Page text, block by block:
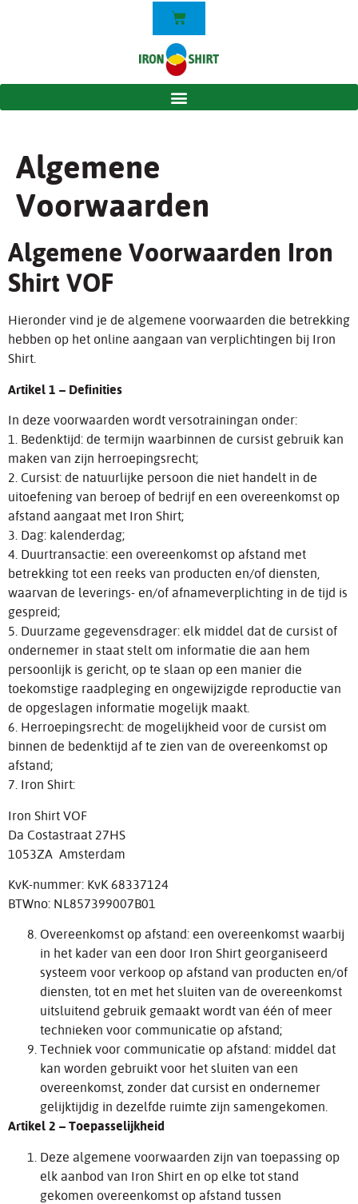
Algemene
Voorwaarden
Algemene Voorwaarden Iron
Shirt VOF
Hieronder vind je de algemene voorwaarden die betrekking
hebben op het online aangaan van verplichtingen bij Iron
Shirt.
Artikel 1 – Definities
In deze voorwaarden wordt versotrainingan onder:
1. Bedenktijd: de termijn waarbinnen de cursist gebruik kan
maken van zijn herroepingsrecht;
2. Cursist: de natuurlijke persoon die niet handelt in de
uitoefening van beroep of bedrijf en een overeenkomst op
afstand aangaat met Iron Shirt;
3. Dag: kalenderdag;
4. Duurtransactie: een overeenkomst op afstand met
betrekking tot een reeks van producten en/of diensten,
waarvan de leverings- en/of afnameverplichting in de tijd is
gespreid;
5. Duurzame gegevensdrager: elk middel dat de cursist of
ondernemer in staat stelt om informatie die aan hem
persoonlijk is gericht, op te slaan op een manier die
toekomstige raadpleging en ongewijzigde reproductie van
de opgeslagen informatie mogelijk maakt.
6. Herroepingsrecht: de mogelijkheid voor de cursist om
binnen de bedenktijd af te zien van de overeenkomst op
afstand;
7. Iron Shirt:
Iron Shirt VOF
Da Costastraat 27HS
1053ZA Amsterdam
KvK-nummer: KvK 68337124
BTWno: NL857399007B01
Overeenkomst op afstand: een overeenkomst waarbij
in het kader van een door Iron Shirt georganiseerd
systeem voor verkoop op afstand van producten en/of
diensten, tot en met het sluiten van de overeenkomst
uitsluitend gebruik gemaakt wordt van één of meer
technieken voor communicatie op afstand;
Techniek voor communicatie op afstand: middel dat
kan worden gebruikt voor het sluiten van een
overeenkomst, zonder dat cursist en ondernemer
gelijktijdig in dezelfde ruimte zijn samengekomen.
Artikel 2 – Toepasselijkheid
Deze algemene voorwaarden zijn van toepassing op
elk aanbod van Iron Shirt en op elke tot stand
gekomen overeenkomst op afstand tussen